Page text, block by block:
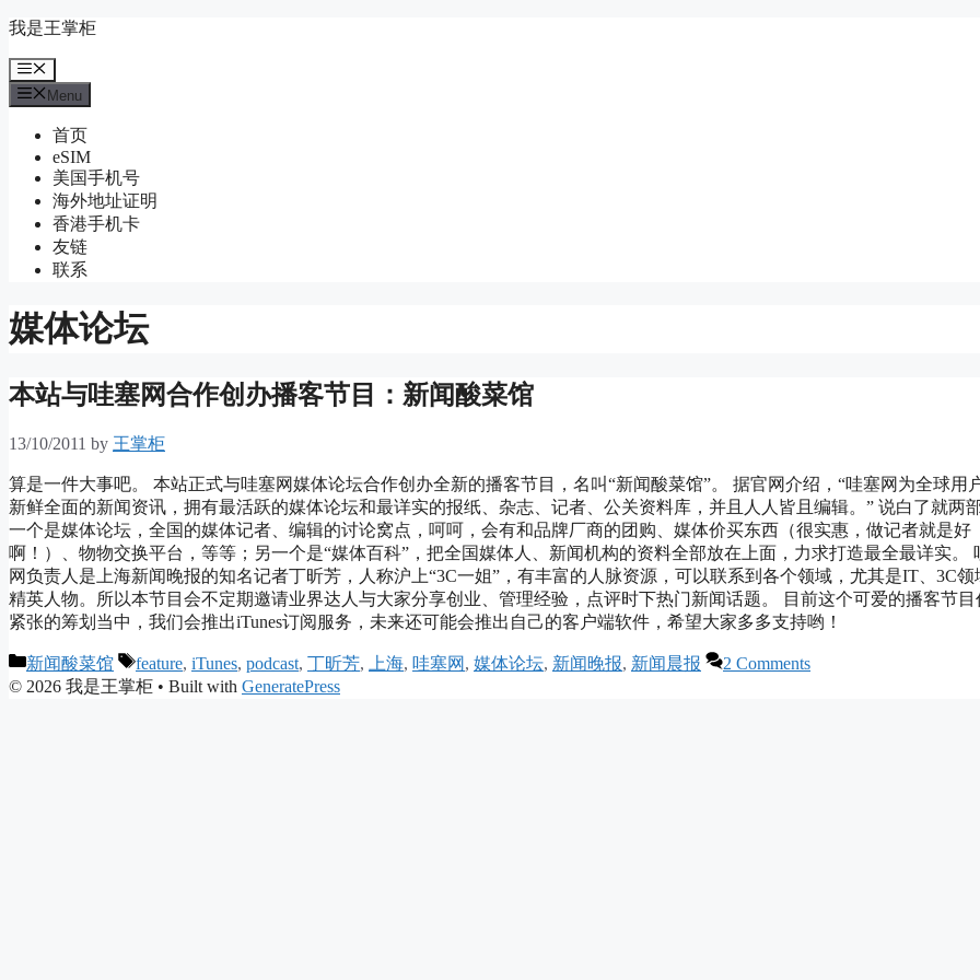
Skip
content
我是王掌柜
Menu
Menu
首页
eSIM
美国手机号
海外地址证明
香港手机卡
友链
联系
媒体论坛
本站与哇塞网合作创办播客节目：新闻酸菜馆
13/10/2011 by 王掌柜
算是一件大事吧。 本站正式与哇塞网媒体论坛合作创办全新的播客节目，名叫“新闻酸菜馆”。 据官网介绍，“哇塞网为全球用
新鲜全面的新闻资讯，拥有最活跃的媒体论坛和最详实的报纸、杂志、记者、公关资料库，并且人人皆且编辑。” 说白了就两
一个是媒体论坛，全国的媒体记者、编辑的讨论窝点，呵呵，会有和品牌厂商的团购、媒体价买东西（很实惠，做记者就是好
啊！）、物物交换平台，等等；另一个是“媒体百科”，把全国媒体人、新闻机构的资料全部放在上面，力求打造最全最详实。
网负责人是上海新闻晚报的知名记者丁昕芳，人称沪上“3C一姐”，有丰富的人脉资源，可以联系到各个领域，尤其是IT、3C领
精英人物。所以本节目会不定期邀请业界达人与大家分享创业、管理经验，点评时下热门新闻话题。 目前这个可爱的播客节目
紧张的筹划当中，我们会推出iTunes订阅服务，未来还可能会推出自己的客户端软件，希望大家多多支持哟！
Categories
新闻酸菜馆 Tags
feature, iTunes, podcast, 丁昕芳, 上海, 哇塞网 , 媒体论坛, 新闻晚报, 新闻晨报
2 Comments
© 2026 我是王掌柜 • Built with GeneratePress